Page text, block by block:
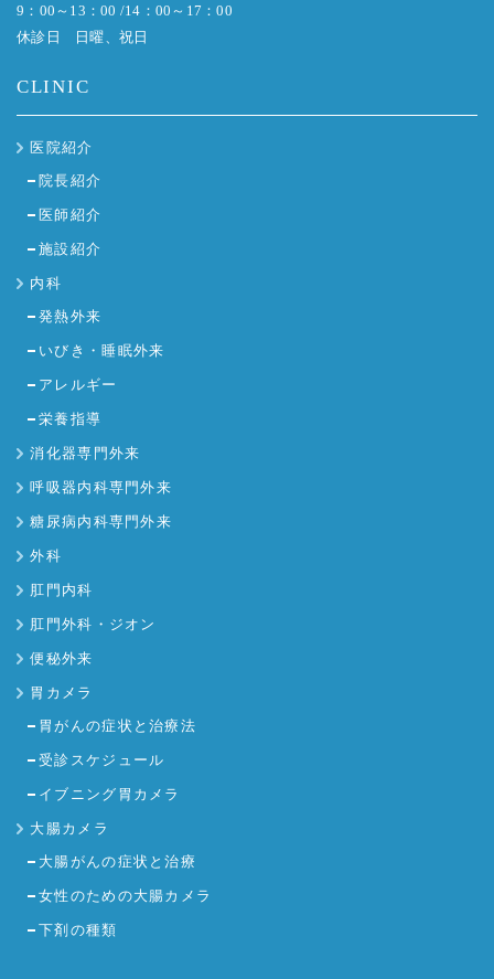
9：00～13：00 /14：00～17：00
休診日 日曜、祝日
CLINIC
医院紹介
院長紹介
医師紹介
施設紹介
内科
発熱外来
いびき・睡眠外来
アレルギー
栄養指導
消化器専門外来
呼吸器内科専門外来
糖尿病内科専門外来
外科
肛門内科
肛門外科・ジオン
便秘外来
胃カメラ
胃がんの症状と治療法
受診スケジュール
イブニング胃カメラ
大腸カメラ
大腸がんの症状と治療
女性のための大腸カメラ
下剤の種類